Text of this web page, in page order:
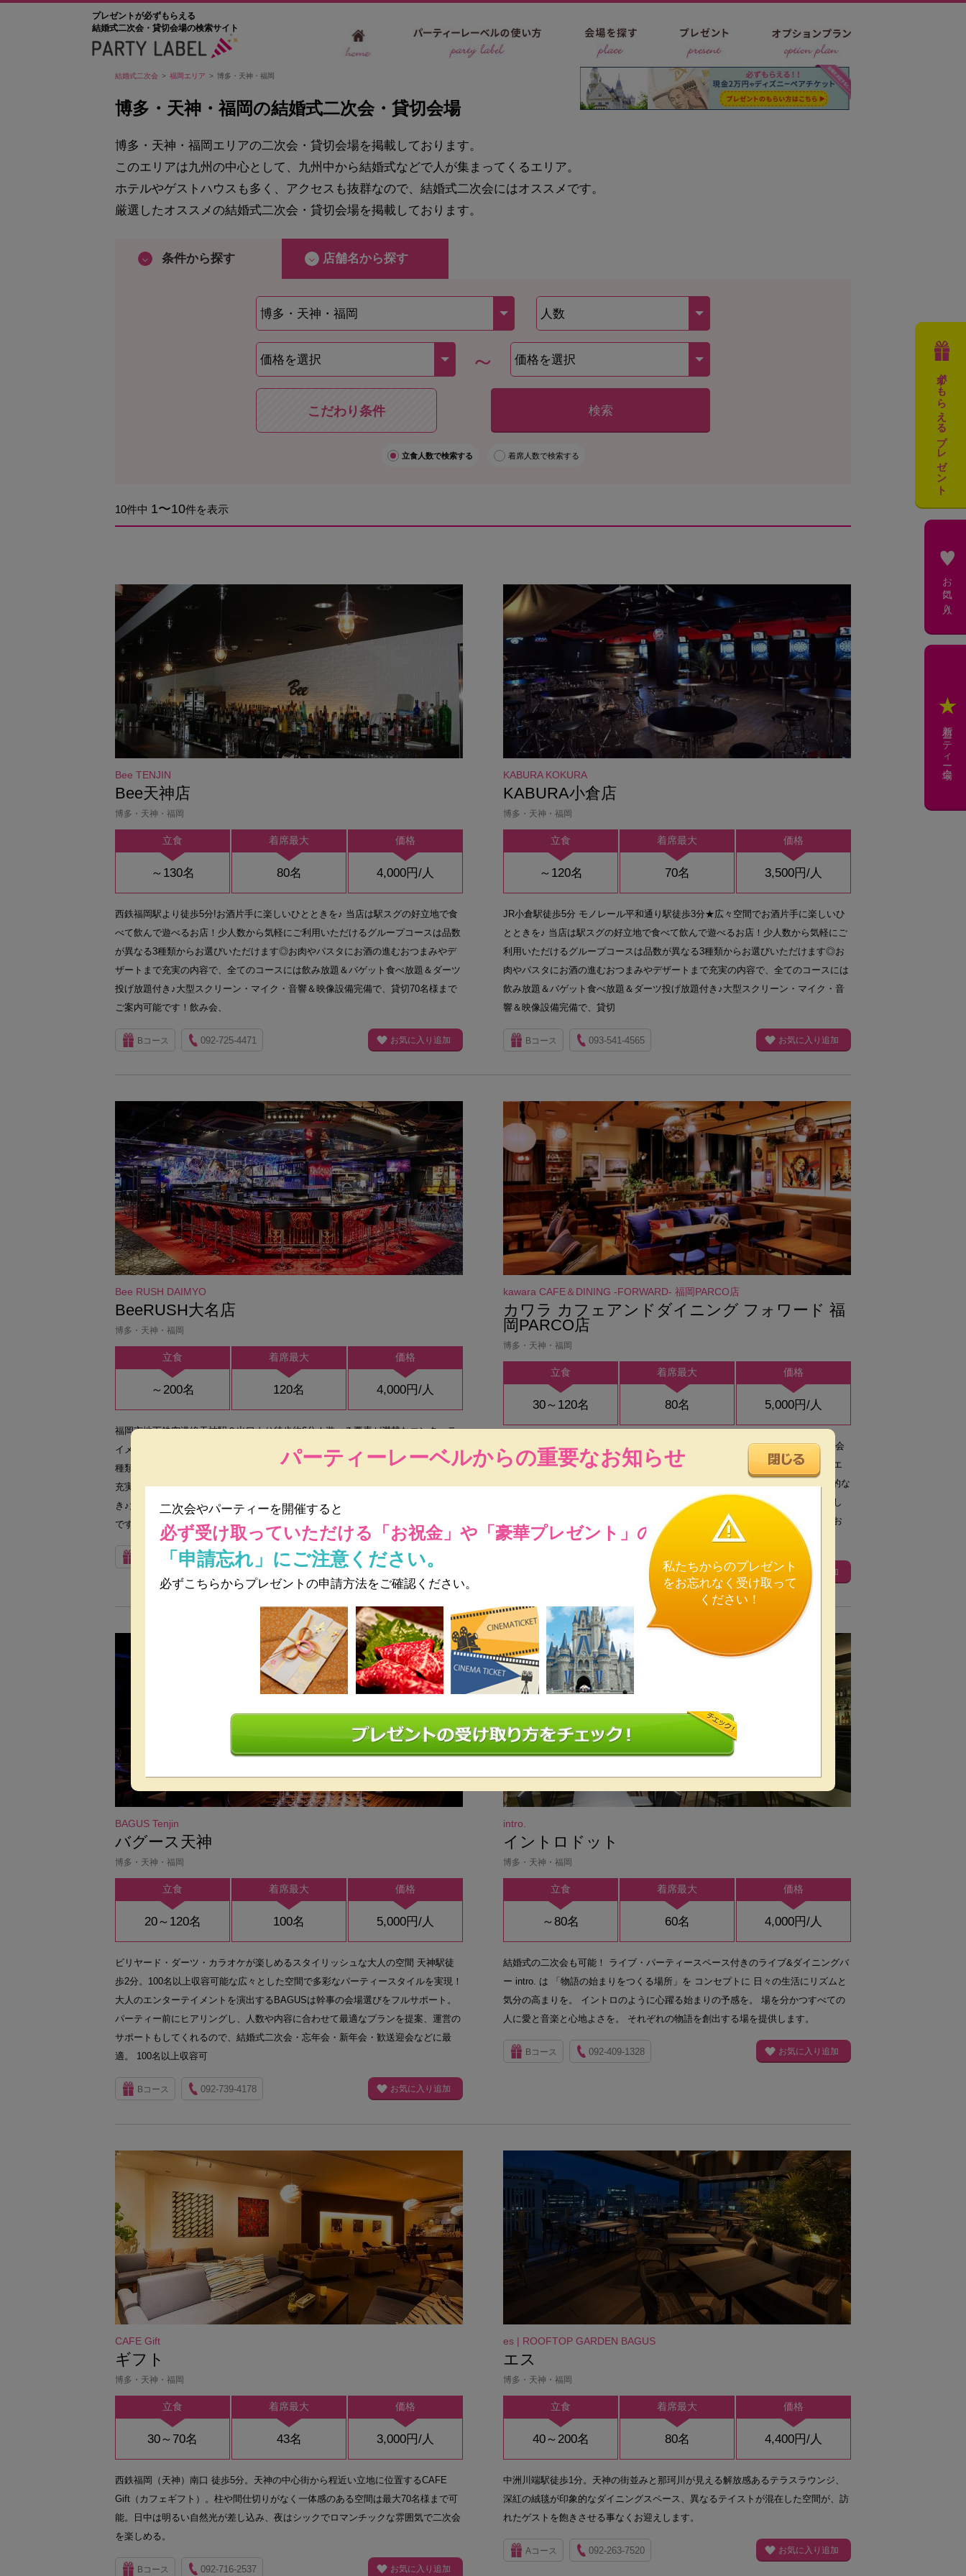
プレゼントが必ずもらえる
結婚式二次会・貸切会場の検索サイト
結婚式二次会 福岡エリア 博多・天神・福岡
博多・天神・福岡の結婚式二次会・貸切会場
博多・天神・福岡エリアの二次会・貸切会場を掲載しております。
このエリアは九州の中心として、九州中から結婚式などで人が集まってくるエリア。
ホテルやゲストハウスも多く、アクセスも抜群なので、結婚式二次会にはオススメです。
厳選したオススメの結婚式二次会・貸切会場を掲載しております。
条件から探す 店舗名から探す
～
検索
こだわり条件
立食人数で検索する 着席人数で検索する
10件中 1〜10件を表示
Bee TENJIN
Bee天神店
博多・天神・福岡
立食
～130名
着席最大
80名
価格
4,000円/人
西鉄福岡駅より徒歩5分!お酒片手に楽しいひとときを♪ 当店は駅スグの好立地で食
べて飲んで遊べるお店！少人数から気軽にご利用いただけるグループコースは品数
が異なる3種類からお選びいただけます◎お肉やパスタにお酒の進むおつまみやデ
ザートまで充実の内容で、全てのコースには飲み放題＆バゲット食べ放題＆ダーツ
投げ放題付き♪大型スクリーン・マイク・音響＆映像設備完備で、貸切70名様まで
ご案内可能です！飲み会、
Bコース 092-725-4471 お気に入り追加
KABURA KOKURA
KABURA小倉店
博多・天神・福岡
立食
～120名
着席最大
70名
価格
3,500円/人
JR小倉駅徒歩5分 モノレール平和通り駅徒歩3分★広々空間でお酒片手に楽しいひ
とときを♪ 当店は駅スグの好立地で食べて飲んで遊べるお店！少人数から気軽にご
利用いただけるグループコースは品数が異なる3種類からお選びいただけます◎お
肉やパスタにお酒の進むおつまみやデザートまで充実の内容で、全てのコースには
飲み放題＆バゲット食べ放題＆ダーツ投げ放題付き♪大型スクリーン・マイク・音
響＆映像設備完備で、貸切
Bコース 093-541-4565 お気に入り追加
Bee RUSH DAIMYO
BeeRUSH大名店
博多・天神・福岡
立食
～200名
着席最大
120名
価格
4,000円/人
福岡市地下鉄空港線天神駅２出口より徒歩約6分★遊べる要素が満載なエンターテ
イメント空間 少人数から気軽にご利用いただけるグループコースは品数が異なる3
種類からお選びいただけます◎お肉やパスタにお酒の進むおつまみやデザートまで
充実の内容で、全てのコースには飲み放題＆バゲット食べ放題＆ダーツ投げ放題付
き♪大型スクリーン・マイク・音響＆映像設備完備で、貸切100名様までご案内可能
です！飲み会、宴会、同窓
092-753-6955 お気に入り追加
kawara CAFE＆DINING -FORWARD- 福岡PARCO店
カワラ カフェアンドダイニング フォワード 福
岡PARCO店
博多・天神・福岡
立食
30～120名
着席最大
80名
価格
5,000円/人
【天神駅7番出口直結】ゆったりソファのくつろぎカフェの雰囲気で結婚式二次会
を 天神駅直結という抜群の立地。和を軸とした料理と、音楽を気軽に楽しめるエ
ンターテインメントCAFE&DINING！ 店内はゆったりソファ席を中心に、開放的な
ガラスウインドウから天神の夜景を眺望できる！ 明るいウッド調の店内は、少し
落ち着いた雰囲気の結婚式二次会やパーティーにぴったり！！ 皆様のお越しをお
待ちしており
お気に入り追加
BAGUS Tenjin
バグース天神
博多・天神・福岡
立食
20～120名
着席最大
100名
価格
5,000円/人
ビリヤード・ダーツ・カラオケが楽しめるスタイリッシュな大人の空間 天神駅徒
歩2分。100名以上収容可能な広々とした空間で多彩なパーティースタイルを実現！
大人のエンターテイメントを演出するBAGUSは幹事の会場選びをフルサポート。
パーティー前にヒアリングし、人数や内容に合わせて最適なプランを提案、運営の
サポートもしてくれるので、結婚式二次会・忘年会・新年会・歓送迎会などに最
適。 100名以上収容可
Bコース 092-739-4178 お気に入り追加
intro.
イントロドット
博多・天神・福岡
立食
～80名
着席最大
60名
価格
4,000円/人
結婚式の二次会も可能！ ライブ・パーティースペース付きのライブ&ダイニングバ
ー intro. は 「物語の始まりをつくる場所」を コンセプトに 日々の生活にリズムと
気分の高まりを。 イントロのように心躍る始まりの予感を。 場を分かつすべての
人に愛と音楽と心地よさを。 それぞれの物語を創出する場を提供します。
Bコース 092-409-1328 お気に入り追加
CAFE Gift
ギフト
博多・天神・福岡
立食
30～70名
着席最大
43名
価格
3,000円/人
西鉄福岡（天神）南口 徒歩5分。天神の中心街から程近い立地に位置するCAFE
Gift（カフェギフト）。柱や間仕切りがなく一体感のある空間は最大70名様まで可
能。日中は明るい自然光が差し込み、夜はシックでロマンチックな雰囲気で二次会
を楽しめる。
Bコース 092-716-2537 お気に入り追加
es | ROOFTOP GARDEN BAGUS
エス
博多・天神・福岡
立食
40～200名
着席最大
80名
価格
4,400円/人
中洲川端駅徒歩1分。天神の街並みと那珂川が見える解放感あるテラスラウンジ、
深紅の絨毯が印象的なダイニングスペース、異なるテイストが混在した空間が、訪
れたゲストを飽きさせる事なくお迎えします。
Aコース 092-263-7520 お気に入り追加
必ずもらえるプレゼント
お気に入り
新着パーティー会場
パーティーレーベルからの重要なお知らせ
二次会やパーティーを開催すると
必ず受け取っていただける 「お祝金」や「豪華プレゼント」の
「申請忘れ」にご注意ください。
必ずこちらからプレゼントの申請方法をご確認ください。
私たちからのプレゼント
をお忘れなく受け取って
ください！